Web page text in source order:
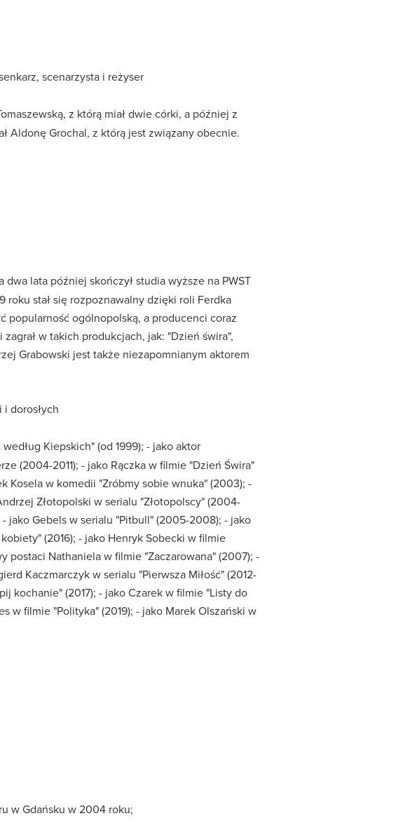
scenarzysta i reżyser
z którą miał dwie córki, a później z
Aldonę Grochal, z którą jest związany obecnie.
lata później skończył studia wyższe na PWST
roku stał się rozpoznawalny dzięki roli Ferdka
popularność ogólnopolską, a producenci coraz
w takich produkcjach, jak: "Dzień świra",
Grabowski jest także niezapomnianym aktorem
dorosłych
Kiepskich" (od 1999); - jako aktor
(2004-2011); - jako Rączka w filmie "Dzień Świra"
Kosela w komedii "Zróbmy sobie wnuka" (2003); -
Złotopolski w serialu "Złotopolscy" (2004-
jako Gebels w serialu "Pitbull" (2005-2008); - jako
(2016); - jako Henryk Sobecki w filmie
postaci Nathaniela w filmie "Zaczarowana" (2007); -
Kaczmarczyk w serialu "Pierwsza Miłość" (2012-
kochanie" (2017); - jako Czarek w filmie "Listy do
w filmie "Polityka" (2019); - jako Marek Olszański w
w Gdańsku w 2004 roku;